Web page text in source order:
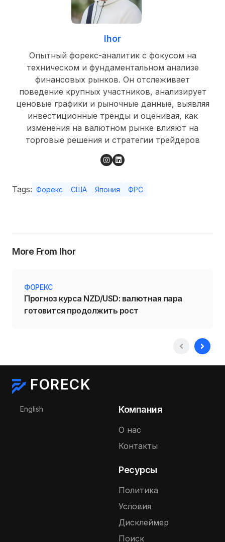
Ihor
Опытный форекс-аналитик с фокусом на
техническом и фундаментальном анализе
финансовых рынков. Он отслеживает
поведение крупных участников, анализирует
ценовые графики и рыночные данные, выявляя
инвестиционные тренды и оценивая, как
изменения на валютном рынке влияют на
торговые решения и стратегии трейдеров
Tags: Форекс США Япония ФРС
More From Ihor
ФОРЕКС
Прогноз курса NZD/USD: валютная пара
готовится продолжить рост
FORECK
Выберите язык
English Компания
О нас
Контакты
Ресурсы
Политика
Условия
Дисклеймер
Поиск